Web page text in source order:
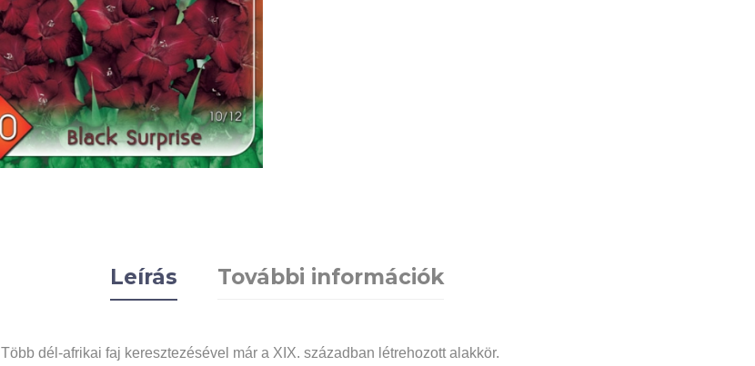
Leírás További információk
Több dél-afrikai faj keresztezésével már a XIX. században létrehozott alakkör.